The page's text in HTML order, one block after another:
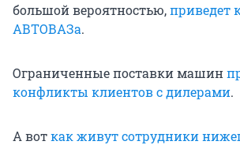
большой вероятностью,приведет
АВТОВАЗа.
Ограниченные поставки машин
конфликты клиентов с дилерами.
А воткак живут сотрудники